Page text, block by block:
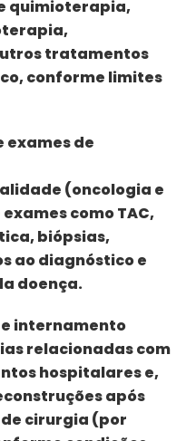
quimioterapia,
tratamentos
conforme limites
exames de
(oncologia e
como TAC,
biópsias,
ao diagnóstico e
doença.
internamento
relacionadas com
hospitalares e,
após
cirurgia (por